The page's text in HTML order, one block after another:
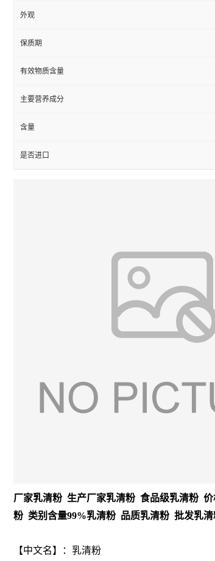
外观
保质期
有效物质含量
主要营养成分
含量
是否进口
厂家乳清粉 生产厂家乳清粉 食品级乳清粉
粉 类别含量99%乳清粉 品质乳清粉 批发乳
【中文名】：乳清粉